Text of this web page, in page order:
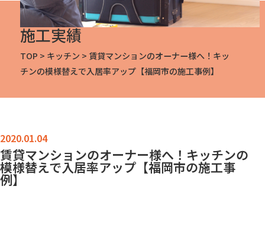
施工実績
TOP > キッチン > 賃貸マンションのオーナー様へ！キッ
チンの模様替えで入居率アップ【福岡市の施工事例】
賃貸マンションのオーナー様へ！キッチンの
模様替えで入居率アップ【福岡市の施工事
例】